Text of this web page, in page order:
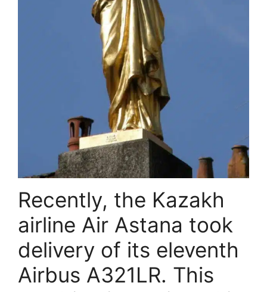
Recently, the Kazakh
airline Air Astana took
delivery of its eleventh
Airbus A321LR. This